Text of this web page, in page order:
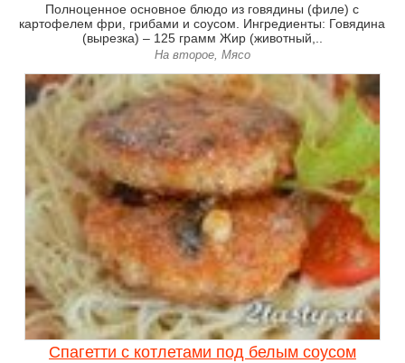
Полноценное основное блюдо из говядины (филе) с
картофелем фри, грибами и соусом. Ингредиенты: Говядина
(вырезка) – 125 грамм Жир (животный,..
На второе, Мясо
Спагетти с котлетами под белым соусом